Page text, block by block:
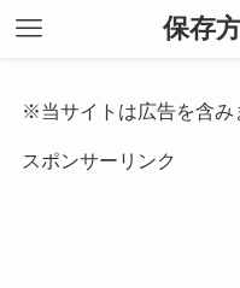
保存
※当サイトは広告を含み
スポンサーリンク